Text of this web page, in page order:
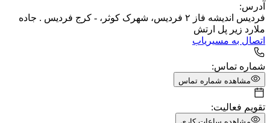
آدرس:
فردیس اندیشه فاز ۲ فردیس، شهرک کوثر، - کرج فردیس . جاده
ملارد زیر پل ارتش
اتصال به مسیریاب
شماره تماس:
مشاهده شماره تماس
تقویم فعالیت: